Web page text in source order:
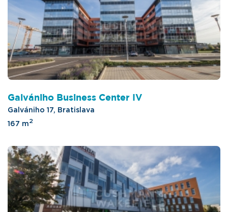
Galvániho Business Center IV
Galvániho 17, Bratislava
167 m2